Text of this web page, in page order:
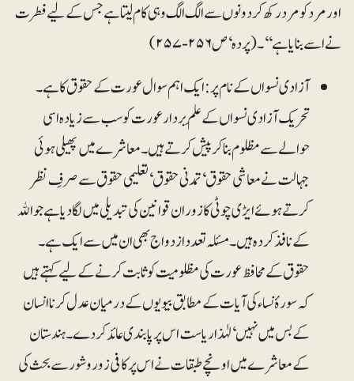
اور مرد کو مرد رکھ کر دونوں سے الگ الگ وہی کام لیتا ہے جس کے لیے فطرت
نے اسے بنایا ہے‘‘۔ (پردہ‘ ص ۲۵۶ -۲۵۷)
آزادی نسواں کے نام پر: ایک اہم سوال عورت کے حقوق کا ہے۔
تحریک آزادی نسواں کے علَم بردار عورت کو سب سے زیادہ اسی
حوالے سے مظلوم بنا کر پیش کرتے ہیں۔ معاشرے میں پھیلی ہوئی
جہالت نے معاشی حقوق‘ تمدنی حقوق‘ تعلیمی حقوق سے صرفِ نظر
کرتے ہوئے ایڑی چوٹی کا زور ان قوانین کی تبدیلی میں لگا دیا ہے جو اﷲ
کے نافذ کردہ ہیں۔ مسئلہ تعدد ازدواج بھی ان میں سے ایک ہے۔
حقوق کے محافظ عورت کی مظلومیت کو ثابت کرنے کے لیے کہتے ہیں
کہ سورۂ نساء کی آیات کے مطابق بیویوں کے درمیان عدل کرنا انسان
کے بس میں نہیں‘ لہٰذا ریاست اس پر پابندی عائد کر دے۔ ہندستان
کے معاشرے میں اونچے طبقات نے اس پر کافی زور و شور سے بحث کی